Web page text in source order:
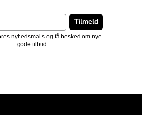
Tilmeld
nyhedsmails og få besked om nye
gode tilbud.